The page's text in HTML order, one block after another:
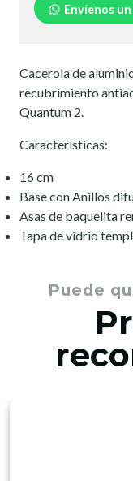
Envíenos
Cacerola de
recubrimiento
Quantum 2.
Características:
16 cm
Base con Anillos
Asas de baquelita
Tapa de vidrio
Puede